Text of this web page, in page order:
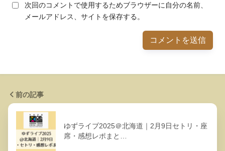
次回のコメントで使用するためブラウザーに自分の名前、
メールアドレス、サイトを保存する。
前の記事
ゆずライブ2025＠北海道｜2月9日セトリ・座
席・感想レポまと…